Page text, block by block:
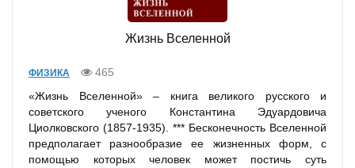
Жизнь Вселенной
ФИЗИКА
465
«Жизнь Вселенной» – книга великого русского и
советского ученого Константина Эдуардовича
Циолковского (1857-1935). *** Бесконечность Вселенной
предполагает разнообразие ее жизненных форм, с
помощью которых человек может постичь суть